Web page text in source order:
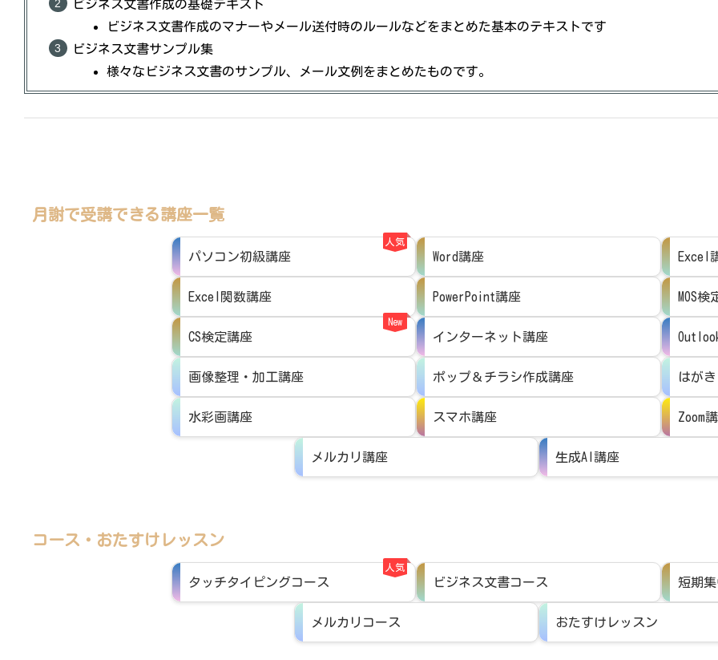
ビジネス文書作成の基礎テキスト
ビジネス文書作成のマナーやメール送付時のルールなどをまとめた基本のテキストです
ビジネス文書サンプル集
様々なビジネス文書のサンプル、メール文例をまとめたものです。
月謝で受講できる講座一覧
パソコン初級講座
人気
Word講座 Excel
Excel関数講座 PowerPoint講座 MOS検
CS検定講座
New
インターネット講座
画像整理・加工講座 ポップ＆チラシ作成講座 はが
水彩画講座 スマホ講座 Zoom
メルカリ講座 生成AI講座
コース・おたすけレッスン
タッチタイピングコース
人気
ビジネス文書コース 短期
メルカリコース おたすけレッスン